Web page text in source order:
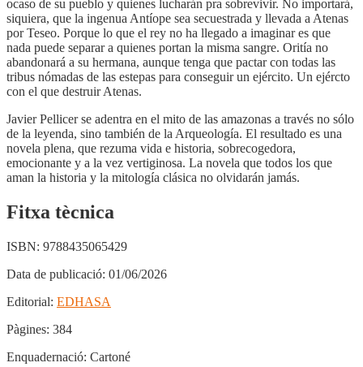
ocaso de su pueblo y quienes lucharán pra sobrevivir. No importará,
siquiera, que la ingenua Antíope sea secuestrada y llevada a Atenas
por Teseo. Porque lo que el rey no ha llegado a imaginar es que
nada puede separar a quienes portan la misma sangre. Oritía no
abandonará a su hermana, aunque tenga que pactar con todas las
tribus nómadas de las estepas para conseguir un ejército. Un ejércto
con el que destruir Atenas.
Javier Pellicer se adentra en el mito de las amazonas a través no sólo
de la leyenda, sino también de la Arqueología. El resultado es una
novela plena, que rezuma vida e historia, sobrecogedora,
emocionante y a la vez vertiginosa. La novela que todos los que
aman la historia y la mitología clásica no olvidarán jamás.
Fitxa tècnica
ISBN: 9788435065429
Data de publicació: 01/06/2026
Editorial: EDHASA
Pàgines: 384
Enquadernació: Cartoné